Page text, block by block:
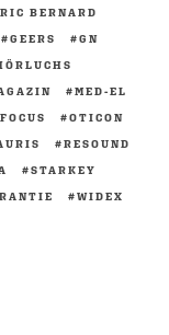
BERNARD
GEERS
GN
MED-EL
OTICON
RESOUND
STARKEY
WIDEX